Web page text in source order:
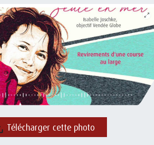
Télécharger cette photo